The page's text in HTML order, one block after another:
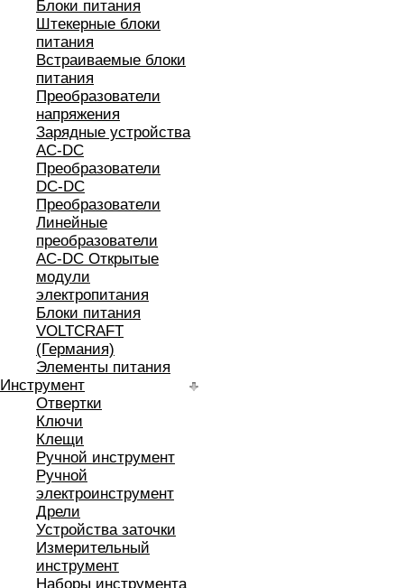
Блоки питания
Штекерные блоки
питания
Встраиваемые блоки
питания
Преобразователи
напряжения
Зарядные устройства
AC-DC
Преобразователи
DC-DC
Преобразователи
Линейные
преобразователи
AC-DC Открытые
модули
электропитания
Блоки питания
VOLTCRAFT
(Германия)
Элементы питания
Инструмент
Отвертки
Ключи
Клещи
Ручной инструмент
Ручной
электроинструмент
Дрели
Устройства заточки
Измерительный
инструмент
Наборы инструмента